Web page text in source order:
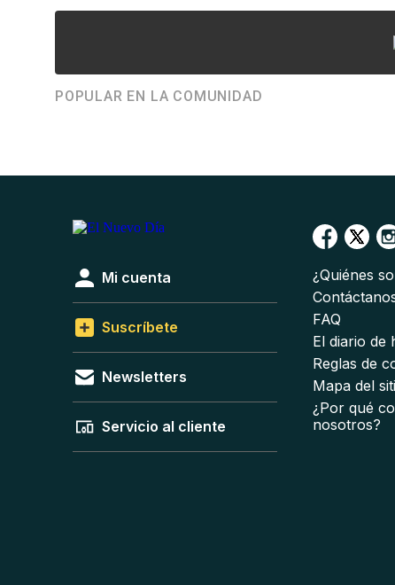
POPULAR EN LA COMUNIDAD
Mi cuenta
Suscríbete
Newsletters
Servicio al cliente
¿Quiénes
FAQ
El diario de
Reglas de
Mapa del
¿Por qué
nosotros?